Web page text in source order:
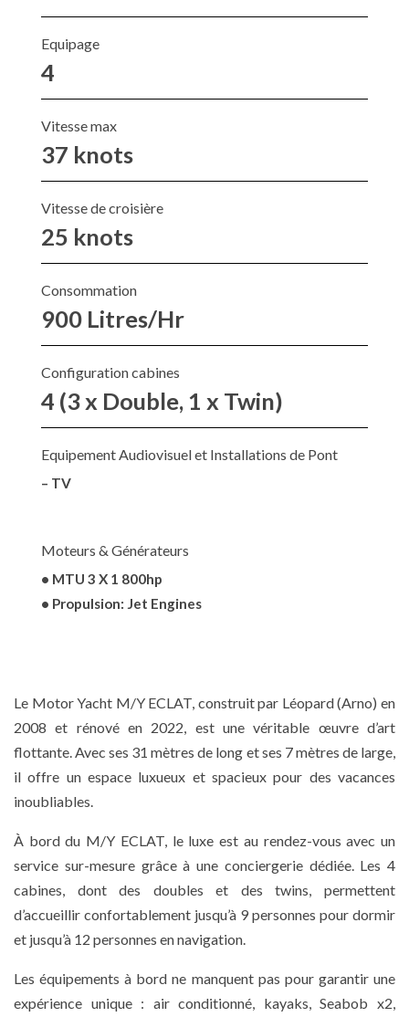
Equipage
4
Vitesse max
37 knots
Vitesse de croisière
25 knots
Consommation
900 Litres/Hr
Configuration cabines
4 (3 x Double, 1 x Twin)
Equipement Audiovisuel et Installations de Pont
– TV
Moteurs & Générateurs
• MTU 3 X 1 800hp
• Propulsion: Jet Engines
Le Motor Yacht M/Y ECLAT, construit par Léopard (Arno) en
2008 et rénové en 2022, est une véritable œuvre d’art
flottante. Avec ses 31 mètres de long et ses 7 mètres de large,
il offre un espace luxueux et spacieux pour des vacances
inoubliables.
À bord du M/Y ECLAT, le luxe est au rendez-vous avec un
service sur-mesure grâce à une conciergerie dédiée. Les 4
cabines, dont des doubles et des twins, permettent
d’accueillir confortablement jusqu’à 9 personnes pour dormir
et jusqu’à 12 personnes en navigation.
Les équipements à bord ne manquent pas pour garantir une
expérience unique : air conditionné, kayaks, Seabob x2,